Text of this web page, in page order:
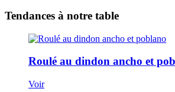
Tendances à notre table
Roulé au dindon ancho et
Voir